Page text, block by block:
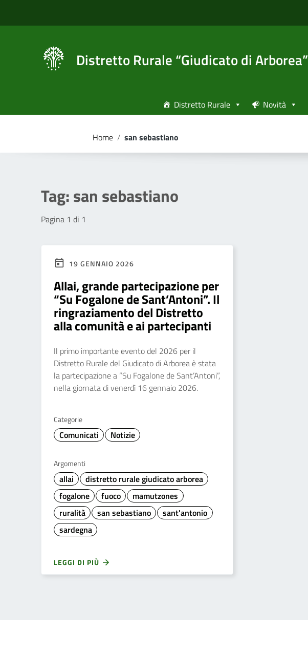
Distretto Rurale “Giudicato di Arborea”
Distretto Rurale Novità
Home / san sebastiano
Tag:san sebastiano
Pagina 1 di 1
19 GENNAIO 2026
Allai, grande partecipazione per
“Su Fogalone de Sant’Antoni”. Il
ringraziamento del Distretto
alla comunità e ai partecipanti
Il primo importante evento del 2026 per il
Distretto Rurale del Giudicato di Arborea è stata
la partecipazione a “Su Fogalone de Sant’Antoni”,
nella giornata di venerdì 16 gennaio 2026.
Categorie
Comunicati Notizie
Argomenti
allai
distretto rurale giudicato arborea
fogalone
fuoco
mamutzones
ruralità
san sebastiano
sant'antonio
sardegna
LEGGI DI PIÙ